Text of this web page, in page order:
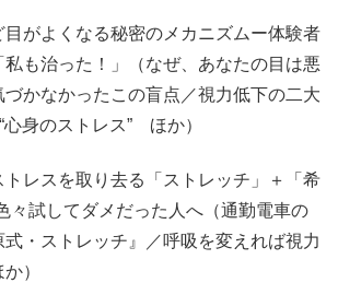
がよくなる秘密のメカニズムー体験者
も治った！」（なぜ、あなたの目は悪
づかなかったこの盲点／視力低下の二大
心身のストレス” ほか）
レスを取り去る「ストレッチ」＋「希
々試してダメだった人へ（通勤電車の
・ストレッチ』／呼吸を変えれば視力
）